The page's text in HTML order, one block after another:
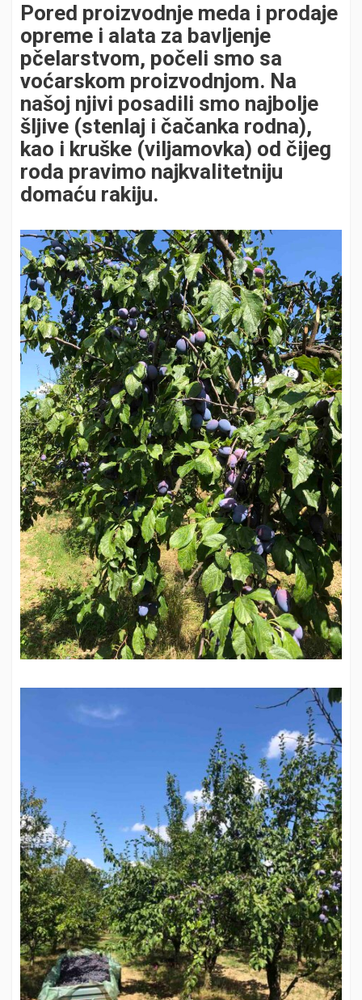
Pored proizvodnje meda i prodaje
opreme i alata za bavljenje
pčelarstvom, počeli smo sa
voćarskom proizvodnjom. Na
našoj njivi posadili smo najbolje
šljive (stenlaj i čačanka rodna),
kao i kruške (viljamovka) od čijeg
roda pravimo najkvalitetniju
domaću rakiju.